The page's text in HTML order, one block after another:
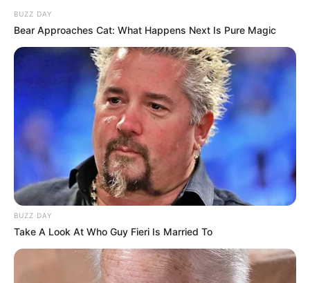
BUZZ DAY
Bear Approaches Cat: What Happens Next Is Pure Magic
BUZZ DAY
Take A Look At Who Guy Fieri Is Married To